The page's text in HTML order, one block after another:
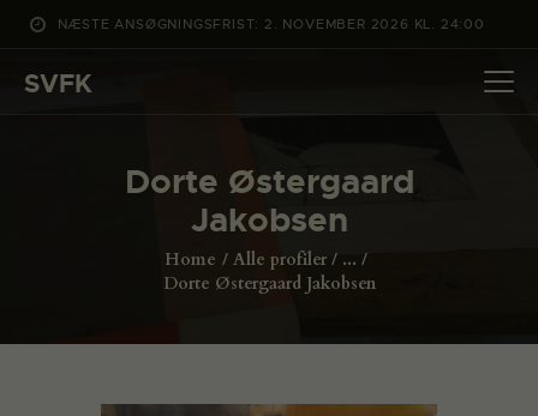
NÆSTE ANSØGNINGSFRIST: 2. NOVEMBER 2026 KL. 24:00
SVFK
Dorte Østergaard
Jakobsen
Home Alle profiler
...
Dorte Østergaard Jakobsen
DET SKER
PROJEKTER
ANSØG